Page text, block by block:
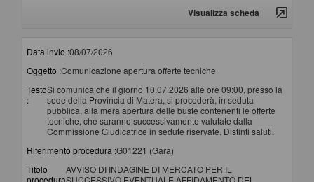
Visualizza scheda
Data invio :08/07/2026
Oggetto :Comunicazione apertura offerte tecniche
Testo
:
Si comunica che il giorno 10.07.2026 alle ore 09:00, presso la
sede della Provincia di Matera, si procederà, in seduta
pubblica, alla mera apertura delle buste contenenti le offerte
tecniche, che saranno successivamente valutate dalla
Commissione Giudicatrice in sedute riservate. Distinti saluti.
Riferimento procedura :G01221 (Gara)
Titolo
procedura
AVVISO DI INDAGINE DI MERCATO PER IL
SUCCESSIVO EVENTUALE AFFIDAMENTO DEL